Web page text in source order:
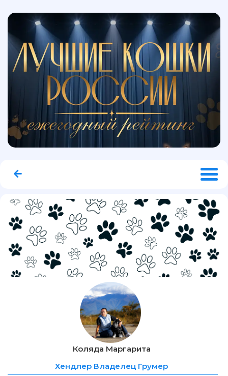
Коляда Маргарита
Хендлер Владелец Грумер